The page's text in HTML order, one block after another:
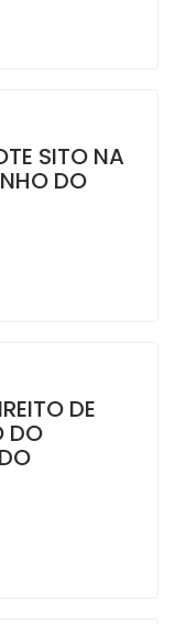
SITO NA
DO
DE
DO